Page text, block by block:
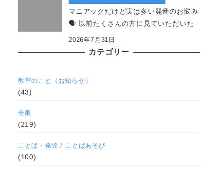
カテゴリー
ことば・発達 / ことばあそび
(100)
全般
(219)
教室のこと（お知らせ）
(43)
マニアックだけど実は多い発音のお悩み
🗣 以前たくさんの方に見ていただいた
2026年7月31日